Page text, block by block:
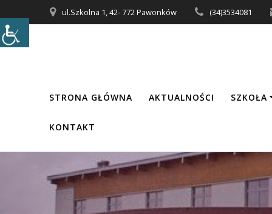
do
treści
ul.Szkolna 1, 42- 772 Pawonków (34)3534081
STRONA GŁÓWNA AKTUALNOŚCI SZKOŁA
KONTAKT